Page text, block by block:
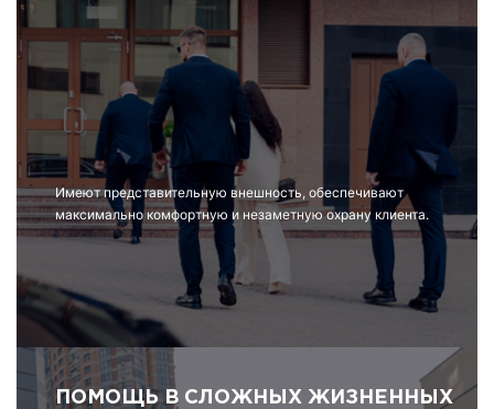
Имеют представительную внешность, обеспечивают
максимально комфортную и незаметную охрану клиента.
ПОМОЩЬ В СЛОЖНЫХ ЖИЗНЕННЫХ